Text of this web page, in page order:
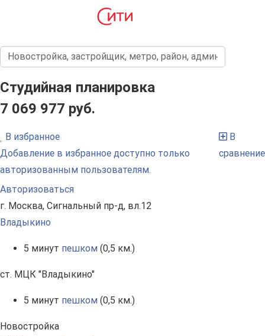
Студийная планировка
7 069 977 руб.
В избранное
Добавление в избранное доступно только
авторизованным пользователям.
Авторизоваться
В
сравнение
г. Москва, Сигнальный пр-д, вл.12
Владыкино
5 минут пешком (0,5 км.)
ст. МЦК "Владыкино"
5 минут пешком (0,5 км.)
Новостройка